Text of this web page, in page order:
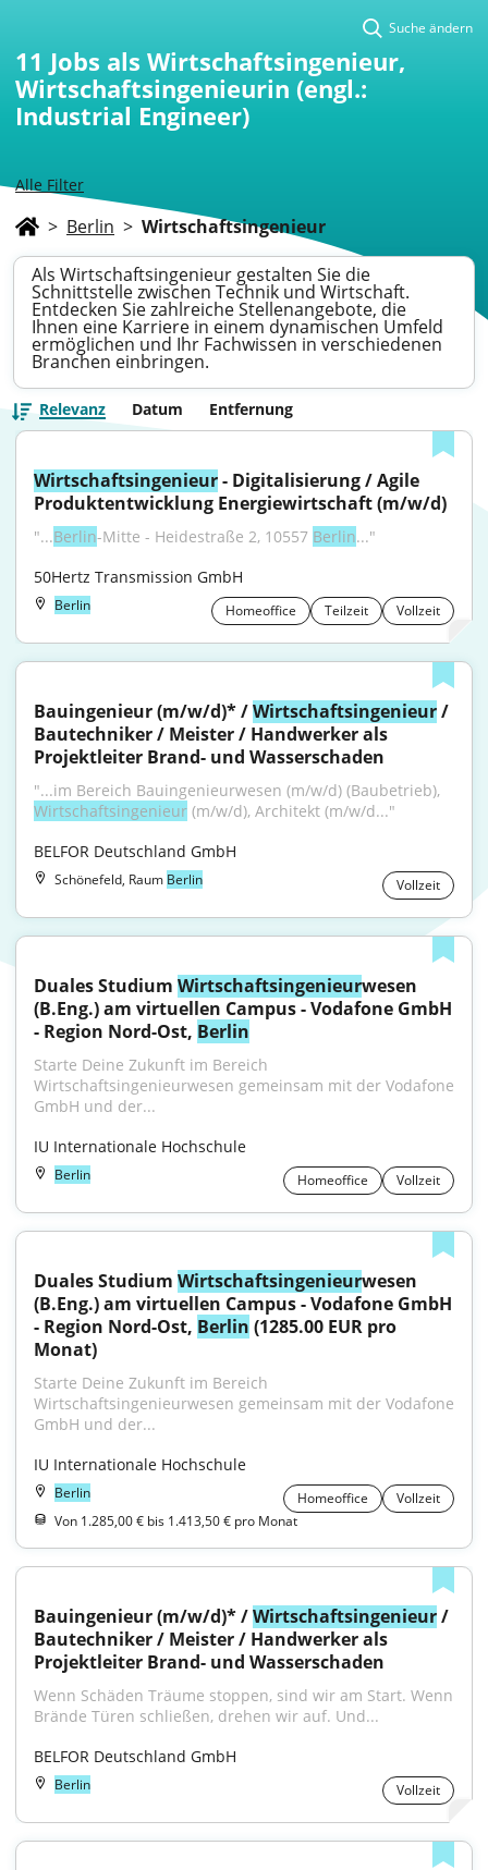
Alle Filter
Suche ändern
11 Jobs als Wirtschaftsingenieur,
Wirtschaftsingenieurin (engl.:
Industrial Engineer)
> Berlin > Wirtschaftsingenieur
Als Wirtschaftsingenieur gestalten Sie die
Schnittstelle zwischen Technik und Wirtschaft.
Entdecken Sie zahlreiche Stellenangebote, die
Ihnen eine Karriere in einem dynamischen Umfeld
ermöglichen und Ihr Fachwissen in verschiedenen
Branchen einbringen.
Relevanz Datum Entfernung
Wirtschaftsingenieur - Digitalisierung / Agile
Produktentwicklung Energiewirtschaft (m/w/d)
"...Berlin-Mitte - Heidestraße 2, 10557 Berlin..."
50Hertz Transmission GmbH
Berlin Homeoffice Teilzeit Vollzeit
Bauingenieur (m/w/d)* / Wirtschaftsingenieur /
Bautechniker / Meister / Handwerker als
Projektleiter Brand- und Wasserschaden
Wirtschaftsingenieur (m/w/d), Architekt (m/w/d..."
BELFOR Deutschland GmbH
Schönefeld, Raum Berlin Vollzeit
Duales Studium Wirtschaftsingenieurwesen
(B.Eng.) am virtuellen Campus - Vodafone GmbH
- Region Nord-Ost, Berlin
Starte Deine Zukunft im Bereich
Wirtschaftsingenieurwesen gemeinsam mit der Vodafone
GmbH und der...
IU Internationale Hochschule
Berlin Homeoffice Vollzeit
Duales Studium Wirtschaftsingenieurwesen
(B.Eng.) am virtuellen Campus - Vodafone GmbH
- Region Nord-Ost, Berlin (1285.00 EUR pro
Monat)
Starte Deine Zukunft im Bereich
Wirtschaftsingenieurwesen gemeinsam mit der Vodafone
GmbH und der...
IU Internationale Hochschule
Berlin Homeoffice
Vollzeit
Von 1.285,00 € bis 1.413,50 € pro Monat
Bauingenieur (m/w/d)* / Wirtschaftsingenieur /
Bautechniker / Meister / Handwerker als
Projektleiter Brand- und Wasserschaden
Wenn Schäden Träume stoppen, sind wir am Start. Wenn
Brände Türen schließen, drehen wir auf. Und...
BELFOR Deutschland GmbH
Berlin Vollzeit